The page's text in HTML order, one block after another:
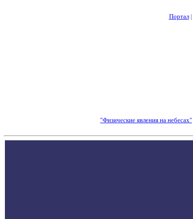
Портал|
"Физические явления на небесах"